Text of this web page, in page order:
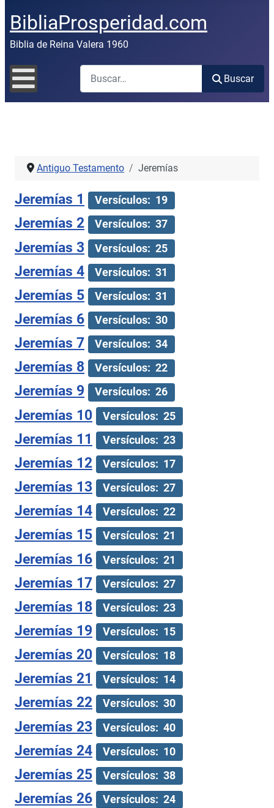
BibliaProsperidad.com
Biblia de Reina Valera 1960
Buscar
Buscar
Antiguo Testamento Jeremías
Jeremías 1 Versículos: 19
Jeremías 2 Versículos: 37
Jeremías 3 Versículos: 25
Jeremías 4 Versículos: 31
Jeremías 5 Versículos: 31
Jeremías 6 Versículos: 30
Jeremías 7 Versículos: 34
Jeremías 8 Versículos: 22
Jeremías 9 Versículos: 26
Jeremías 10 Versículos: 25
Jeremías 11 Versículos: 23
Jeremías 12 Versículos: 17
Jeremías 13 Versículos: 27
Jeremías 14 Versículos: 22
Jeremías 15 Versículos: 21
Jeremías 16 Versículos: 21
Jeremías 17 Versículos: 27
Jeremías 18 Versículos: 23
Jeremías 19 Versículos: 15
Jeremías 20 Versículos: 18
Jeremías 21 Versículos: 14
Jeremías 22 Versículos: 30
Jeremías 23 Versículos: 40
Jeremías 24 Versículos: 10
Jeremías 25 Versículos: 38
Jeremías 26 Versículos: 24